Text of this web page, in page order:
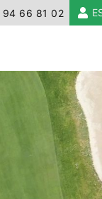
66 81 02